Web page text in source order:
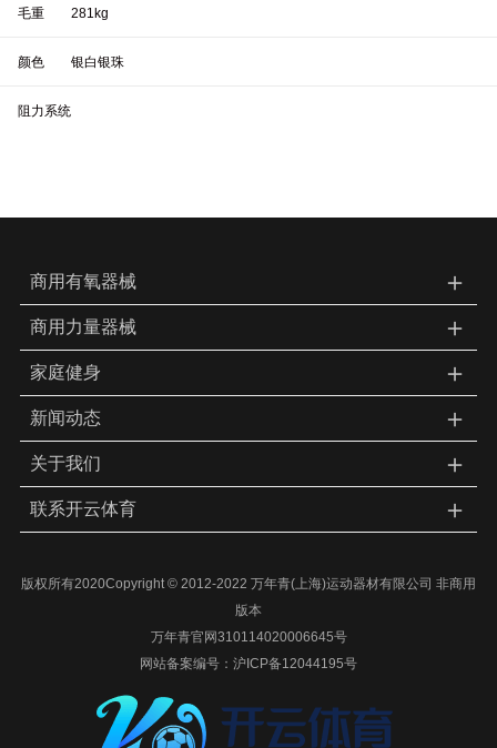
毛重 281kg
颜色 银白银珠
阻力系统
商用有氧器械 ＋
商用力量器械 ＋
家庭健身 ＋
新闻动态 ＋
关于我们 ＋
联系开云体育 ＋
版权所有2020Copyright © 2012-2022 万年青(上海)运动器材有限公司 非商用
版本
万年青官网310114020006645号
网站备案编号： 沪ICP备12044195号